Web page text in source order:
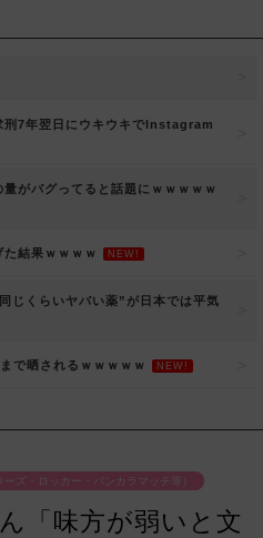
刑7年翌日にウキウキでInstagram
がバグってると話題にｗｗｗｗｗ
た結果ｗｗｗｗ NEW!
じくらいヤバい薬”が日本では平気
で晒されるｗｗｗｗｗ NEW!
ズ・ロッカー・バンカラマッチ等）
「味方が弱いと文